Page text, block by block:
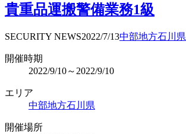
貴重品運搬警備業務1級
SECURITY NEWS2022/7/13中部地方石川県
開催時期
2022/9/10～2022/9/10
エリア
中部地方石川県
開催場所